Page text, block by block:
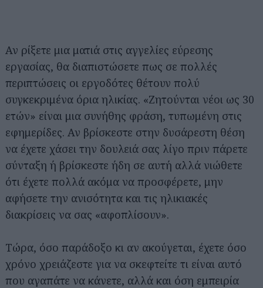
Αν ρίξετε μια ματιά στις αγγελίες εύρεσης
εργασίας, θα διαπιστώσετε πως σε πολλές
περιπτώσεις οι εργοδότες θέτουν πολύ
συγκεκριμένα όρια ηλικίας. «Ζητούνται νέοι ως 30
ετών» είναι μια συνήθης φράση, τυπωμένη στις
εφημερίδες. Αν βρίσκεστε στην δυσάρεστη θέση
να έχετε χάσει την δουλειά σας λίγο πριν πάρετε
σύνταξη ή βρίσκεστε ήδη σε αυτή αλλά νιώθετε
ότι έχετε πολλά ακόμα να προσφέρετε, μην
αφήσετε την ανισότητα και τις ηλικιακές
διακρίσεις να σας «αφοπλίσουν».
Τώρα, όσο παράδοξο κι αν ακούγεται, έχετε όσο
χρόνο χρειάζεστε για να σκεφτείτε τι είναι αυτό
που αγαπάτε να κάνετε, αλλά και όση εμπειρία